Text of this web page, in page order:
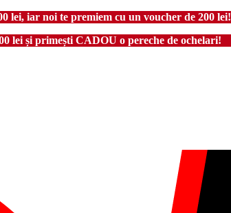
lei, iar noi te premiem cu un voucher de 200 lei!
lei și primești CADOU o pereche de ochelari!